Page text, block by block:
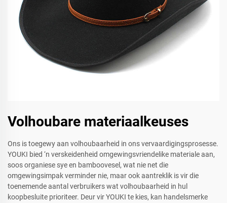
Volhoubare materiaalkeuses
Ons is toegewy aan volhoubaarheid in ons vervaardigingsprosesse.
YOUKI bied ‘n verskeidenheid omgewingsvriendelike materiale aan,
soos organiese sye en bamboovesel, wat nie net die
omgewingsimpak verminder nie, maar ook aantreklik is vir die
toenemende aantal verbruikers wat volhoubaarheid in hul
koopbesluite prioriteer. Deur vir YOUKI te kies, kan handelsmerke